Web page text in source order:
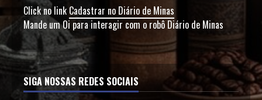
Click no link Cadastrar no Diário de Minas
Mande um Oi para interagir com o robô Diário de Minas
SIGA NOSSAS REDES SOCIAIS